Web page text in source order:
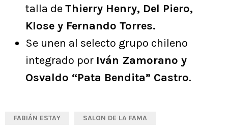
talla deThierry Henry, Del Piero,
Klose y Fernando Torres.
Se unen al selecto grupo chileno
integrado por Iván Zamorano y
Osvaldo “Pata Bendita” Castro.
FABIÁN ESTAY SALON DE LA FAMA